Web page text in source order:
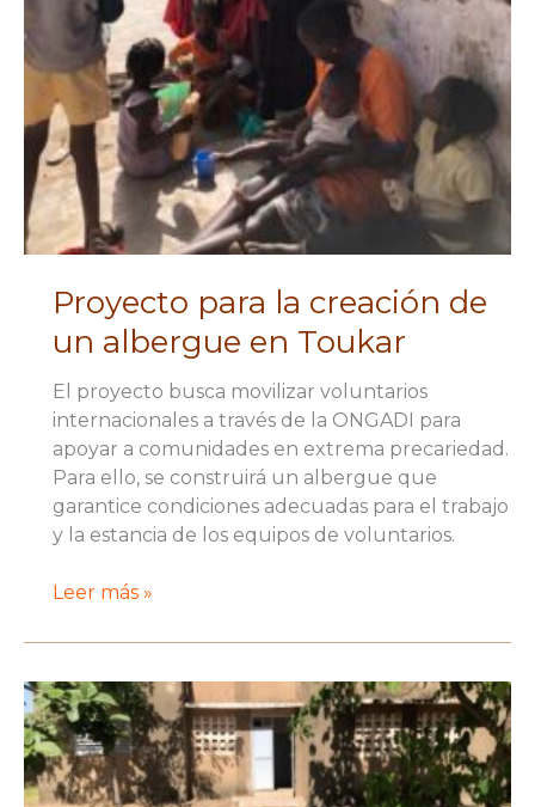
Proyecto para la creación de
un albergue en Toukar
El proyecto busca movilizar voluntarios
internacionales a través de la ONGADI para
apoyar a comunidades en extrema precariedad.
Para ello, se construirá un albergue que
garantice condiciones adecuadas para el trabajo
y la estancia de los equipos de voluntarios.
Proyecto
la
creación
de
un
albergue
en
Leer más »